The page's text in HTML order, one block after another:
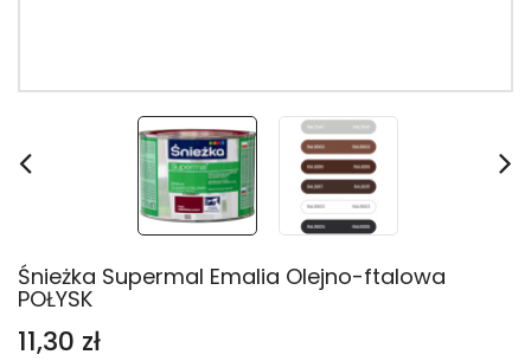
Śnieżka Supermal Emalia Olejno-ftalowa
POŁYSK
11,30 zł